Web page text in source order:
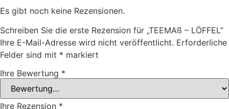
Es gibt noch keine Rezensionen.
Schreiben Sie die erste Rezension für „TEEMAß – LÖFFEL“
Ihre E-Mail-Adresse wird nicht veröffentlicht. Erforderliche
Felder sind mit * markiert
Ihre Bewertung *
Ihre Rezension *